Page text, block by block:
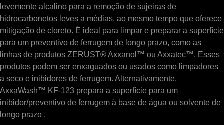
levemente alcalino para a remoção de sujeiras de
hidrocarbonetos leves a médias, ao mesmo tempo que oferece
mitigação de cloreto. É ideal para limpar e preparar a superfície
para um preventivo de ferrugem de longo prazo, como as
linhas de produtos ZERUST® Axxanol™ ou Axxatec™. Esses
produtos podem ser enxaguados ou usados ​​como limpadores
a seco e inibidores de ferrugem. Alternativamente,
AxxaWash™ KF-123 prepara a superfície para um
inibidor/preventivo de ferrugem à base de água ou solvente de
longo prazo .